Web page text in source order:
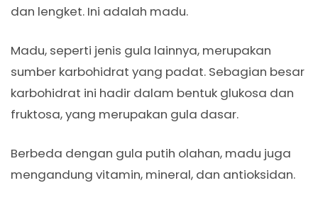
dan lengket. Ini adalah madu.
Madu, seperti jenis gula lainnya, merupakan
sumber karbohidrat yang padat. Sebagian besar
karbohidrat ini hadir dalam bentuk glukosa dan
fruktosa, yang merupakan gula dasar.
Berbeda dengan gula putih olahan, madu juga
mengandung vitamin, mineral, dan antioksidan.